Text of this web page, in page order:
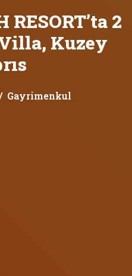
RESORT’ta 2
Kuzey
Gayrimenkul